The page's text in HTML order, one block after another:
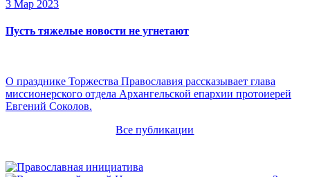
3 Мар 2023
Пусть тяжелые новости не угнетают
О празднике Торжества Православия рассказывает глава
миссионерского отдела Архангельской епархии протоиерей
Евгений Соколов.
Все публикации